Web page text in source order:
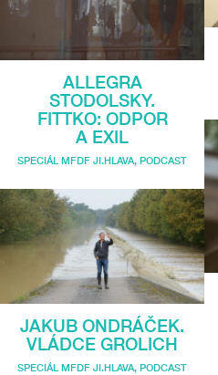
ALLEGRA
STODOLSKY.
FITTKO: ODPOR
A EXIL
SPECIÁL MFDF JI.HLAVA, PODCAST
JAKUB ONDRÁČEK.
VLÁDCE GROLICH
SPECIÁL MFDF JI.HLAVA, PODCAST